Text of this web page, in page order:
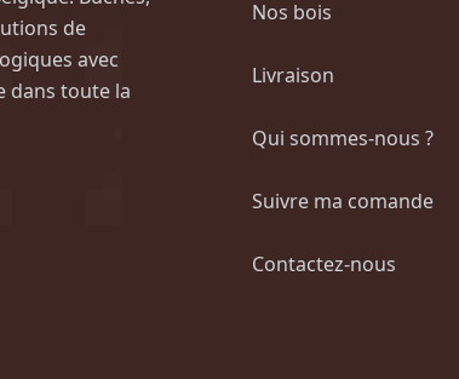
de
avec
dans toute la
Nos bois
Livraison
Qui sommes-nous ?
Suivre ma comande
Contactez-nous